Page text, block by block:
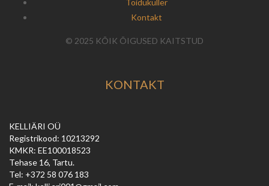
Toidukuller
Kontakt
© 2025 KÕIK ÕIGUSED KAITSTUD
KONTAKT
KELLIÄRI OÜ
Registrikood: 10213292
KMKR: EE100018523
Tehase 16, Tartu.
Tel: +372 58 076 183